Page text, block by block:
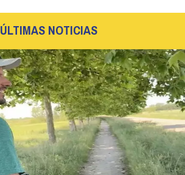
ÚLTIMAS NOTICIAS